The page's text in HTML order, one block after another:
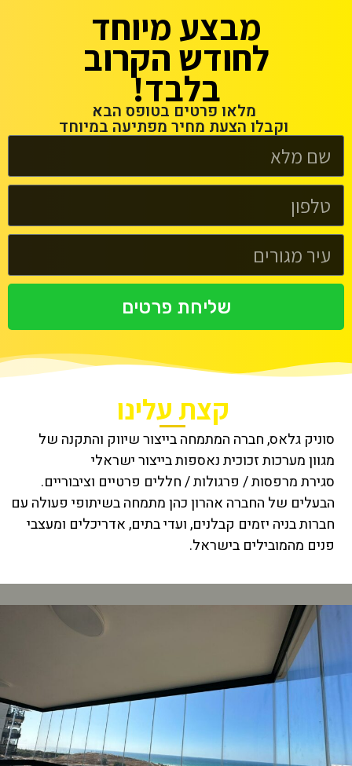
מבצע מיוחד
לחודש הקרוב
בלבד!
מלאו פרטים בטופס הבא
וקבלו הצעת מחיר מפתיעה במיוחד
שליחת פרטים
קצת עלינו
סוניק גלאס, חברה המתמחה בייצור שיווק והתקנה של
מגוון מערכות זכוכית נאספות בייצור ישראלי
סגירת מרפסות / פרגולות / חללים פרטיים וציבוריים.
הבעלים של החברה אהרון כהן מתמחה בשיתופי פעולה עם
חברות בניה יזמים קבלנים, ועדי בתים, אדריכלים ומעצבי
פנים מהמובילים בישראל.